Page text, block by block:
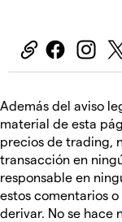
Además del aviso
material de esta
precios de trading,
transacción en
responsable en
estos comentarios
derivar. No se hace